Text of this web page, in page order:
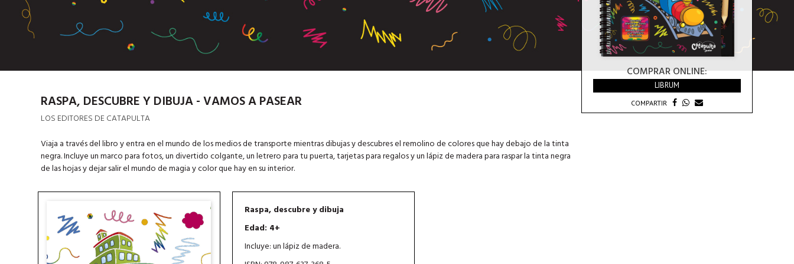
COMPRAR ONLINE:
LIBRUM
COMPARTIR
RASPA, DESCUBRE Y DIBUJA - VAMOS A PASEAR
LOS EDITORES DE CATAPULTA
Viaja a través del libro y entra en el mundo de los medios de transporte mientras dibujas y descubres el remolino de colores que hay debajo de la tinta
negra. Incluye un marco para fotos, un divertido colgante, un letrero para tu puerta, tarjetas para regalos y un lápiz de madera para raspar la tinta negra
de las hojas y dejar salir el mundo de magia y color que hay en su interior.
Raspa, descubre y dibuja
Edad: 4+
Incluye: un lápiz de madera.